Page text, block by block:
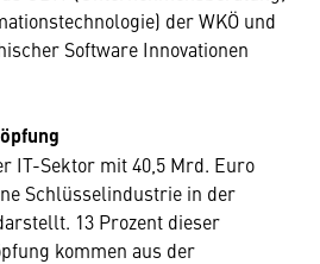
der WKÖ und
Software Innovationen
IT-Sektor mit 40,5 Mrd. Euro
Schlüsselindustrie in der
13 Prozent dieser
kommen aus der